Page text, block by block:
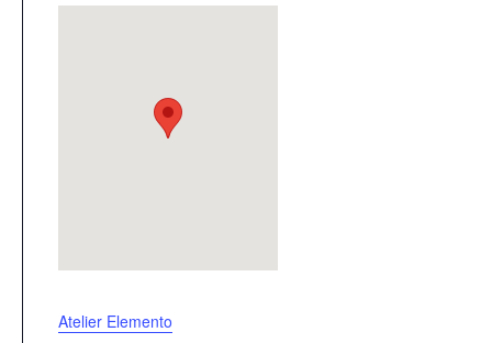
Atelier Elemento